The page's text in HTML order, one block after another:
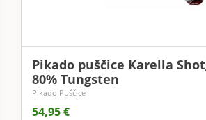
Pikado puščice Karella
80% Tungsten
Pikado Puščice
54,95 €